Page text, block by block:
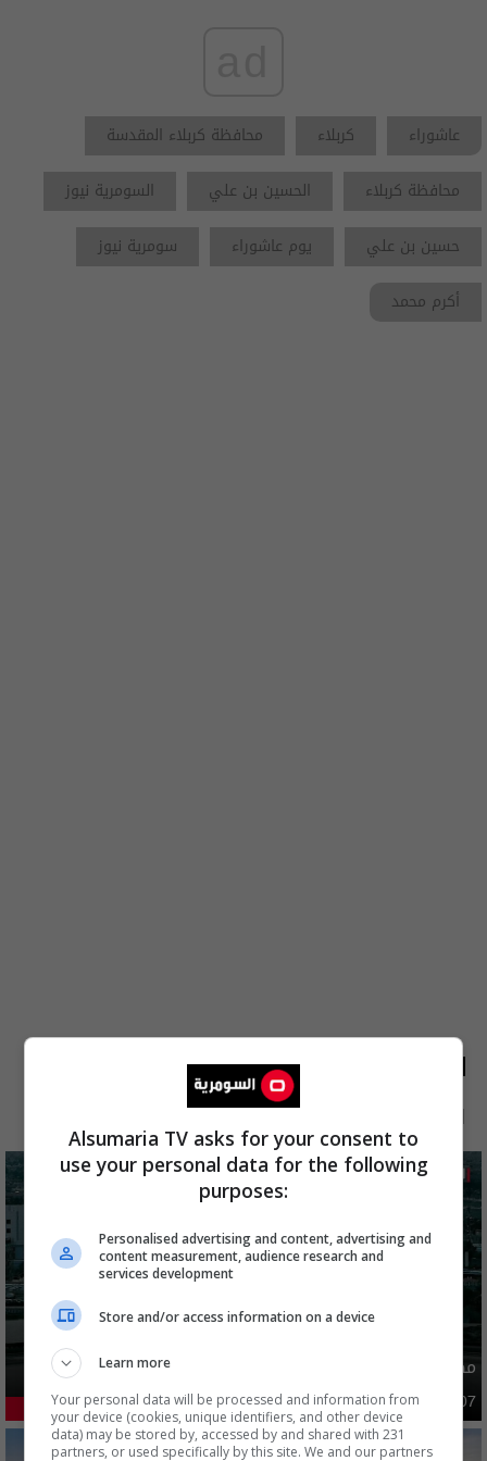
عاشوراء كربلاء
محافظة كربلاء المقدسة
محافظة كربلاء
الحسين بن علي
السومرية نيوز
حسين بن علي
يوم عاشوراء
سومرية نيوز
أكرم محمد
الأكثر قراءة
الآن 7 أيام شهر
مصدر يوضح ما حصل في بغداد ليلة امس وفجر اليوم
أمن 54.72% 03:02 | 2026-08-07
Alsumaria TV asks for your consent to
use your personal data for the following
purposes:
Personalised advertising and content, advertising and
content measurement, audience research and
services development
Store and/or access information on a device
Learn more
Your personal data will be processed and information from
your device (cookies, unique identifiers, and other device
data) may be stored by, accessed by and shared with 231
partners, or used specifically by this site. We and our partners